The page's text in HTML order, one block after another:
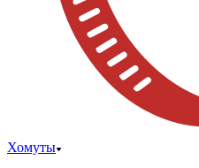
Хомуты